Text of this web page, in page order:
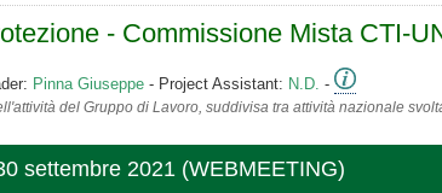
- Commissione Mista CTI-
Pinna Giuseppe- Project Assistant: N.D. -
del Gruppo di Lavoro, suddivisa tra attività nazionale
settembre 2021 (WEBMEETING)